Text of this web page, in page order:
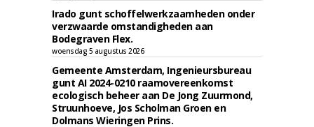
Irado gunt schoffelwerkzaamheden onder
verzwaarde omstandigheden aan
Bodegraven Flex.
woensdag 5 augustus 2026
Gemeente Amsterdam, Ingenieursbureau
gunt AI 2024-0210 raamovereenkomst
ecologisch beheer aan De Jong Zuurmond,
Struunhoeve, Jos Scholman Groen en
Dolmans Wieringen Prins.